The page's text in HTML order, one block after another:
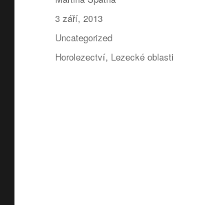
Publikováno:
3 září, 2013
Rubriky:
Uncategorized
Štítky:
Horolezectví, Lezecké oblasti